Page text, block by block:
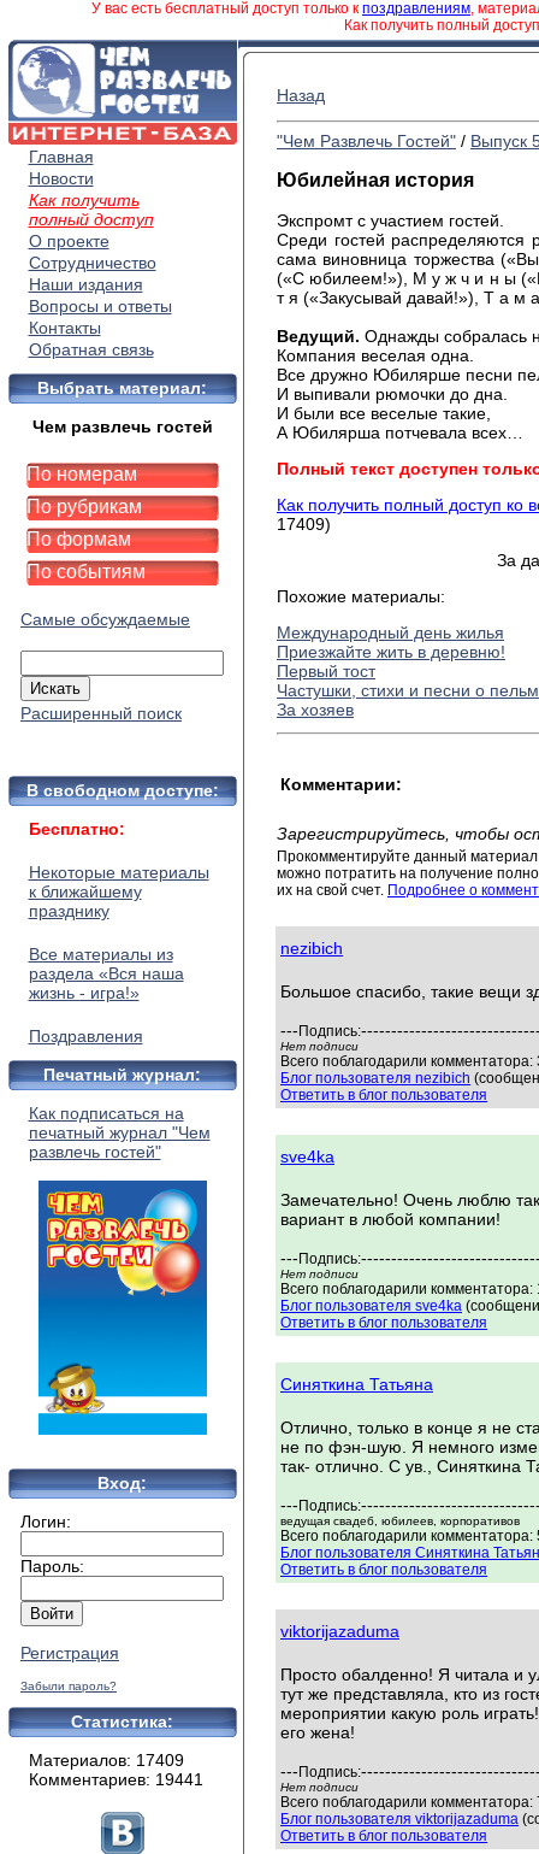
У вас есть бесплатный доступ только к поздравлениям,
Как получить полный
Главная
Новости
Как получить
полный доступ
О проекте
Сотрудничество
Наши издания
Вопросы и ответы
Контакты
Обратная связь
Выбрать материал:
Чем развлечь гостей
По номерам
По рубрикам
По формам
По событиям
Самые обсуждаемые
Расширенный поиск
В свободном доступе:
Бесплатно:
Некоторые материалы
к ближайшему
празднику
Все материалы из
раздела «Вся наша
жизнь - игра!»
Поздравления
Печатный журнал:
Как подписаться на
печатный журнал "Чем
развлечь гостей"
Вход:
Логин:
Пароль:
Регистрация
Забыли пароль?
Статистика:
Материалов: 17409
Комментариев: 19441
Назад
"Чем Развлечь Гостей" / Выпуск
Юбилейная история
Экспромт с участием гостей.
Среди гостей
сама виновница торжества
(«С юбилеем!»), М у ж ч и н ы
т я («Закусывай давай!»), Т а
Ведущий. Однажды собралась
Компания веселая одна.
Все дружно Юбилярше песни
И выпивали рюмочки до дна.
И были все веселые такие,
А Юбилярша потчевала всех…
Полный текст доступен
Как получить полный доступ ко
17409)
За
Похожие материалы:
Международный день жилья
Приезжайте жить в деревню!
Первый тост
Частушки, стихи и песни о
За хозяев
Комментарии:
Зарегистрируйтесь, чтобы
Прокомментируйте данный
можно потратить на получение
их на свой счет. Подробнее о
nezibich
Большое спасибо, такие вещи
--- Подпись:
Нет подписи
Всего поблагодарили
Блог пользователя nezibich
Ответить в блог пользователя
sve4ka
Замечательно! Очень люблю
вариант в любой компании!
--- Подпись:
Нет подписи
Всего поблагодарили
Блог пользователя sve4ka
Ответить в блог пользователя
Синяткина Татьяна
Отлично, только в конце я не
не по фэн-шую. Я немного
так- отлично. С ув., Синяткина
--- Подпись:
ведущая свадеб, юбилеев, корпоративов
Всего поблагодарили
Блог пользователя Синяткина
Ответить в блог пользователя
viktorijazaduma
Просто обалденно! Я читала и
тут же представляла, кто из
мероприятии какую роль
его жена!
--- Подпись:
Нет подписи
Всего поблагодарили
Блог пользователя viktorijazaduma
Ответить в блог пользователя